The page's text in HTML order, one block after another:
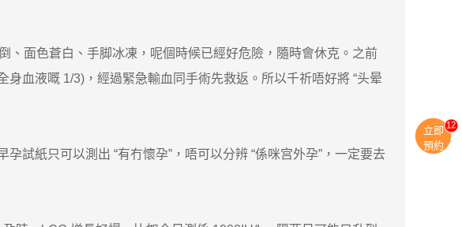
面色蒼白、手脚冰凍，呢個時候已經好危險，隨時會休克。之前
血液嘅 1/3)，經過緊急輸血同手術先救返。所以千祈唔好將 “头晕
紙只可以測出 “有冇懷孕”，唔可以分辨 “係咪宫外孕”，一定要去
立即
預約
11